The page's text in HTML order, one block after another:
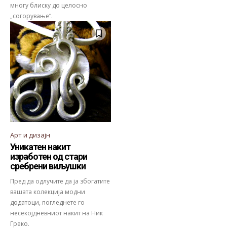
многу блиску до целосно
„согорување“.
Арт и дизајн
Уникатен накит
изработен од стари
сребрени виљушки
Пред да одлучите да ја збогатите
вашата колекција модни
додатоци, погледнете го
несекојдневниот накит на Ник
Греко.